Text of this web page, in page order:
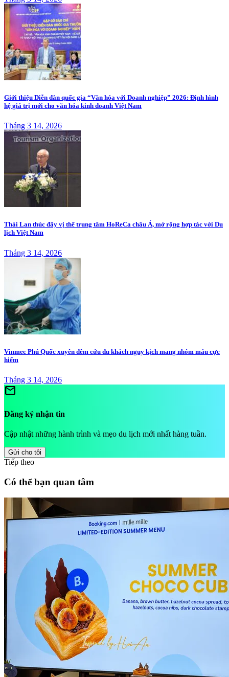
Giới thiệu Diễn đàn quốc gia “Văn hóa với Doanh nghiệp” 2026: Định hình
hệ giá trị mới cho văn hóa kinh doanh Việt Nam
Tháng 3 14, 2026
Thái Lan thúc đẩy vị thế trung tâm HoReCa châu Á, mở rộng hợp tác với Du
lịch Việt Nam
Tháng 3 14, 2026
Vinmec Phú Quốc xuyên đêm cứu du khách nguy kịch mang nhóm máu cực
hiếm
Tháng 3 14, 2026
mail
Đăng ký nhận tin
Cập nhật những hành trình và mẹo du lịch mới nhất hàng tuần.
Gửi cho tôi
Tiếp theo
Có thể bạn quan tâm